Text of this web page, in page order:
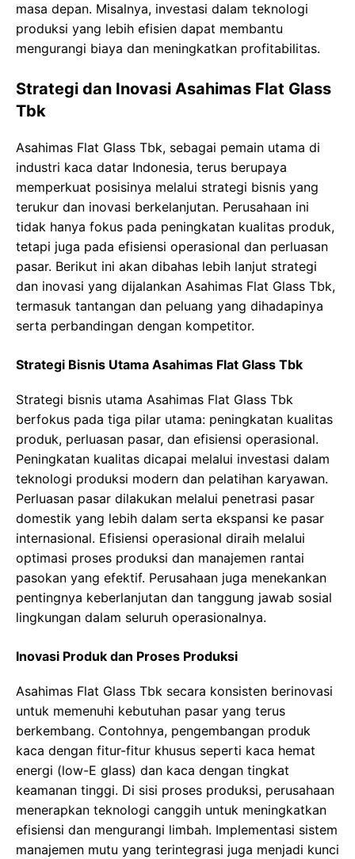
masa depan. Misalnya, investasi dalam teknologi
produksi yang lebih efisien dapat membantu
mengurangi biaya dan meningkatkan profitabilitas.
Strategi dan Inovasi Asahimas Flat Glass
Tbk
Asahimas Flat Glass Tbk, sebagai pemain utama di
industri kaca datar Indonesia, terus berupaya
memperkuat posisinya melalui strategi bisnis yang
terukur dan inovasi berkelanjutan. Perusahaan ini
tidak hanya fokus pada peningkatan kualitas produk,
tetapi juga pada efisiensi operasional dan perluasan
pasar. Berikut ini akan dibahas lebih lanjut strategi
dan inovasi yang dijalankan Asahimas Flat Glass Tbk,
termasuk tantangan dan peluang yang dihadapinya
serta perbandingan dengan kompetitor.
Strategi Bisnis Utama Asahimas Flat Glass Tbk
Strategi bisnis utama Asahimas Flat Glass Tbk
berfokus pada tiga pilar utama: peningkatan kualitas
produk, perluasan pasar, dan efisiensi operasional.
Peningkatan kualitas dicapai melalui investasi dalam
teknologi produksi modern dan pelatihan karyawan.
Perluasan pasar dilakukan melalui penetrasi pasar
domestik yang lebih dalam serta ekspansi ke pasar
internasional. Efisiensi operasional diraih melalui
optimasi proses produksi dan manajemen rantai
pasokan yang efektif. Perusahaan juga menekankan
pentingnya keberlanjutan dan tanggung jawab sosial
lingkungan dalam seluruh operasionalnya.
Inovasi Produk dan Proses Produksi
Asahimas Flat Glass Tbk secara konsisten berinovasi
untuk memenuhi kebutuhan pasar yang terus
berkembang. Contohnya, pengembangan produk
kaca dengan fitur-fitur khusus seperti kaca hemat
energi (low-E glass) dan kaca dengan tingkat
keamanan tinggi. Di sisi proses produksi, perusahaan
menerapkan teknologi canggih untuk meningkatkan
efisiensi dan mengurangi limbah. Implementasi sistem
manajemen mutu yang terintegrasi juga menjadi kunci